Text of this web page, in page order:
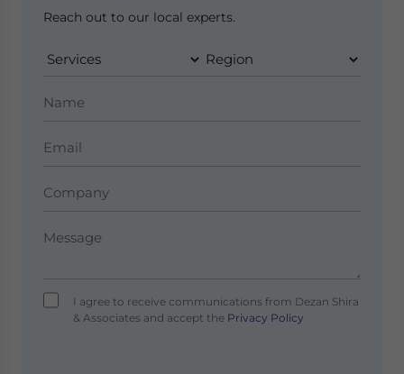
Reach out to our local experts.
I agree to receive communications from Dezan Shira
& Associates and accept thePrivacy Policy